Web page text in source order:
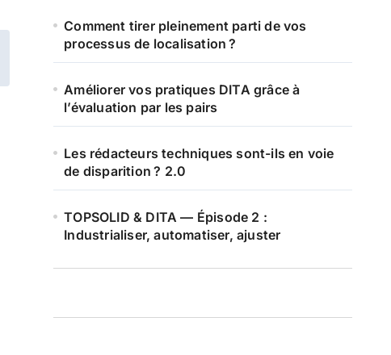
Comment tirer pleinement parti de vos
processus de localisation ?
Améliorer vos pratiques DITA grâce à
l’évaluation par les pairs
Les rédacteurs techniques sont-ils en voie
de disparition ? 2.0
TOPSOLID & DITA — Épisode 2 :
Industrialiser, automatiser, ajuster